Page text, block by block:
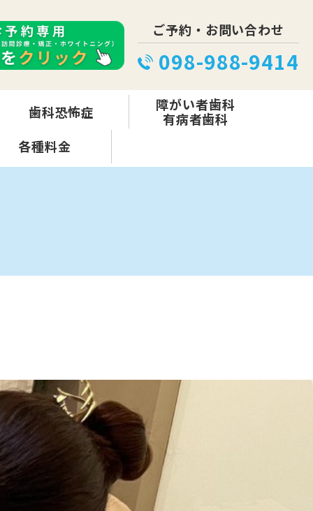
ご予約・お問い合わせ
098-988-9414
歯科恐怖症
障がい者歯科
有病者歯科
各種料金